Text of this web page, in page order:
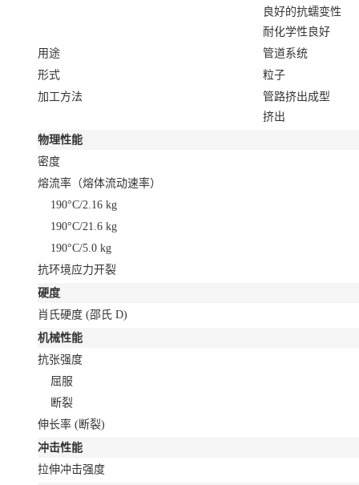
良好的抗蠕变性
耐化学性良好
用途
管道系统
形式
粒子
加工方法
管路挤出成型
挤出
物理性能
密度
熔流率（熔体流动速率）
190°C/2.16 kg
190°C/21.6 kg
190°C/5.0 kg
抗环境应力开裂
硬度
肖氏硬度 (邵氏 D)
机械性能
抗张强度
屈服
断裂
伸长率 (断裂)
冲击性能
拉伸冲击强度